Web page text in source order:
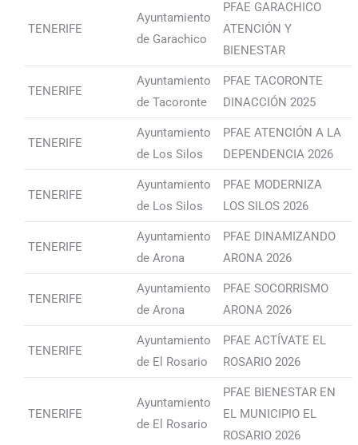
TENERIFE
Ayuntamiento
de Garachico
PFAE GARACHICO
ATENCIÓN Y
BIENESTAR
TENERIFE
Ayuntamiento
de Tacoronte
PFAE TACORONTE
DINACCIÓN 2025
TENERIFE
Ayuntamiento
de Los Silos
PFAE ATENCIÓN A LA
DEPENDENCIA 2026
TENERIFE
Ayuntamiento
de Los Silos
PFAE MODERNIZA
LOS SILOS 2026
TENERIFE
Ayuntamiento
de Arona
PFAE DINAMIZANDO
ARONA 2026
TENERIFE
Ayuntamiento
de Arona
PFAE SOCORRISMO
ARONA 2026
TENERIFE
Ayuntamiento
de El Rosario
PFAE ACTÍVATE EL
ROSARIO 2026
TENERIFE
Ayuntamiento
de El Rosario
PFAE BIENESTAR EN
EL MUNICIPIO EL
ROSARIO 2026